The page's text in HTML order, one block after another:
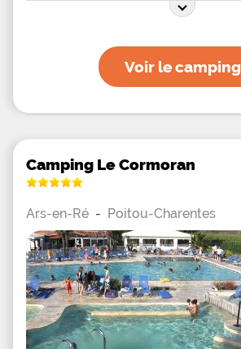
Voir le camping
Camping Le Cormoran
Ars-en-Ré - Poitou-Charentes